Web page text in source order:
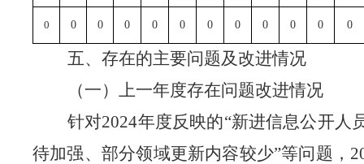
0 0 0 0 0 0 0 0 0 0 0 0
五、存在的主要问题及改进情况
（一）上一年度存在问题改进情况
针对2024年度反映的“新进信息公开人
待加强、部分领域更新内容较少”等问题，